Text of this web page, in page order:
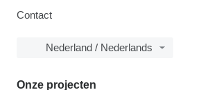
Contact
Nederland / Nederlands
Onze projecten